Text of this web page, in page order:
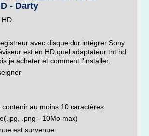
- Darty
HD
avec disque dur intégrer Sony
est en HD,quel adaptateur tnt hd
je acheter et comment l'installer.
contenir au moins 10 caractères
.png - 10Mo max)
est survenue.